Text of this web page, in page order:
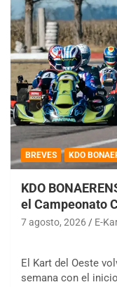
BREVES KDO
KDO
el Campeonato
7 agosto, 2026 E-
El Kart del Oeste
semana con el